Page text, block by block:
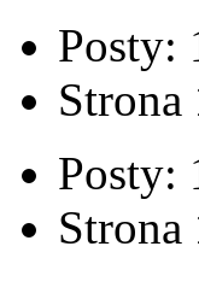
Posty:
Strona
Posty:
Strona